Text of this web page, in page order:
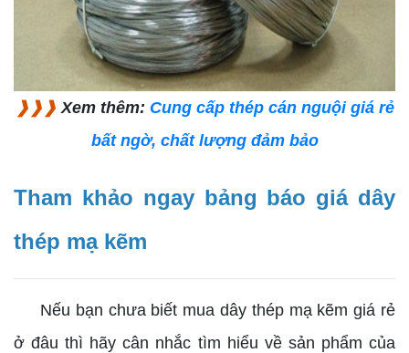
❱❱❱ Xem thêm: Cung cấp thép cán nguội giá rẻ
bất ngờ, chất lượng đảm bảo
Tham khảo ngay bảng báo giá dây
thép mạ kẽm
Nếu bạn chưa biết mua dây thép mạ kẽm giá rẻ
ở đâu thì hãy cân nhắc tìm hiểu về sản phẩm của